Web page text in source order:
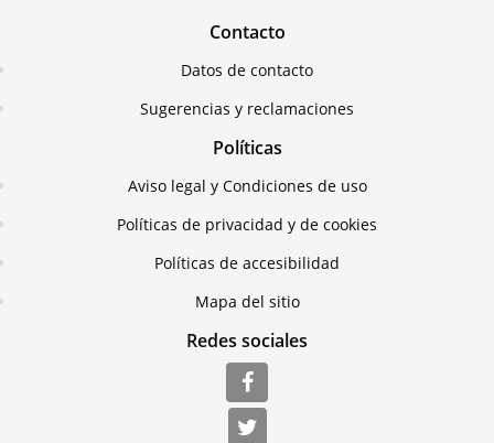
Contacto
Datos de contacto
Sugerencias y reclamaciones
Políticas
Aviso legal y Condiciones de uso
Políticas de privacidad y de cookies
Políticas de accesibilidad
Mapa del sitio
Redes sociales